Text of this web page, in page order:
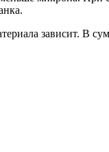
зависит. В